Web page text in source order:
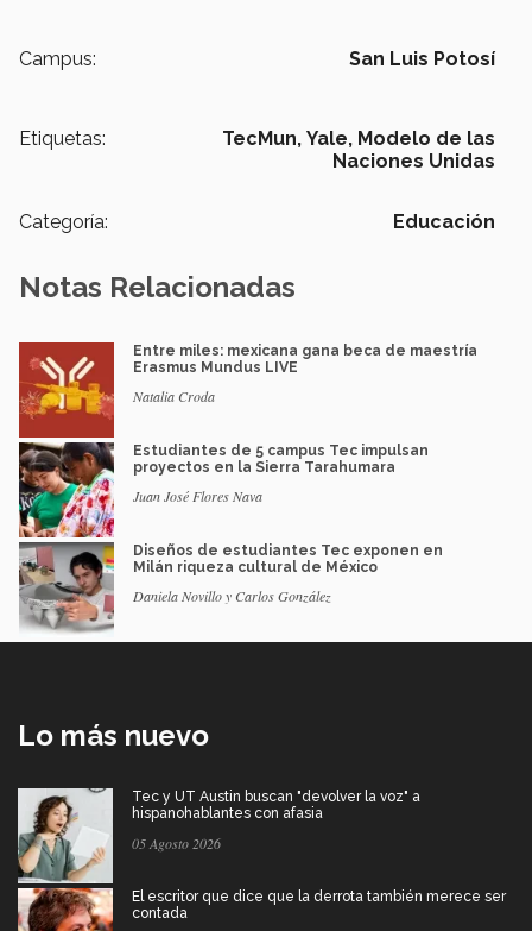
Campus: San Luis Potosí
Etiquetas: TecMun, Yale, Modelo de las
Naciones Unidas
Categoría: Educación
Notas Relacionadas
Entre miles: mexicana gana beca de maestría
Erasmus Mundus LIVE
Natalia Croda
Estudiantes de 5 campus Tec impulsan
proyectos en la Sierra Tarahumara
Juan José Flores Nava
Diseños de estudiantes Tec exponen en
Milán riqueza cultural de México
Daniela Novillo y Carlos González
Lo más nuevo
Tec y UT Austin buscan "devolver la voz" a
hispanohablantes con afasia
05 Agosto 2026
El escritor que dice que la derrota también merece ser
contada